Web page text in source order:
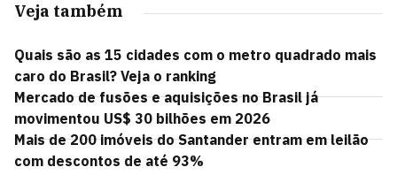
Veja também
Quais são as 15 cidades com o metro quadrado mais
caro do Brasil? Veja o ranking
Mercado de fusões e aquisições no Brasil já
movimentou US$ 30 bilhões em 2026
Mais de 200 imóveis do Santander entram em leilão
com descontos de até 93%